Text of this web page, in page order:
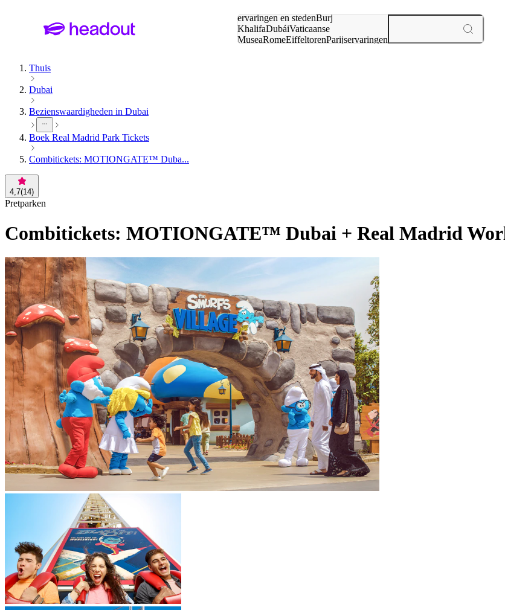
ervaringen en stedenBurj
KhalifaDubáiVaticaanse
MuseaRomeEiffeltorenParijservaringen
Thuis
Dubai
Bezienswaardigheden in Dubai
Boek Real Madrid Park Tickets
Combitickets: MOTIONGATE™ Duba...
4,7(14)
Pretparken
Combitickets: MOTIONGATE™ Dubai + Real Madrid